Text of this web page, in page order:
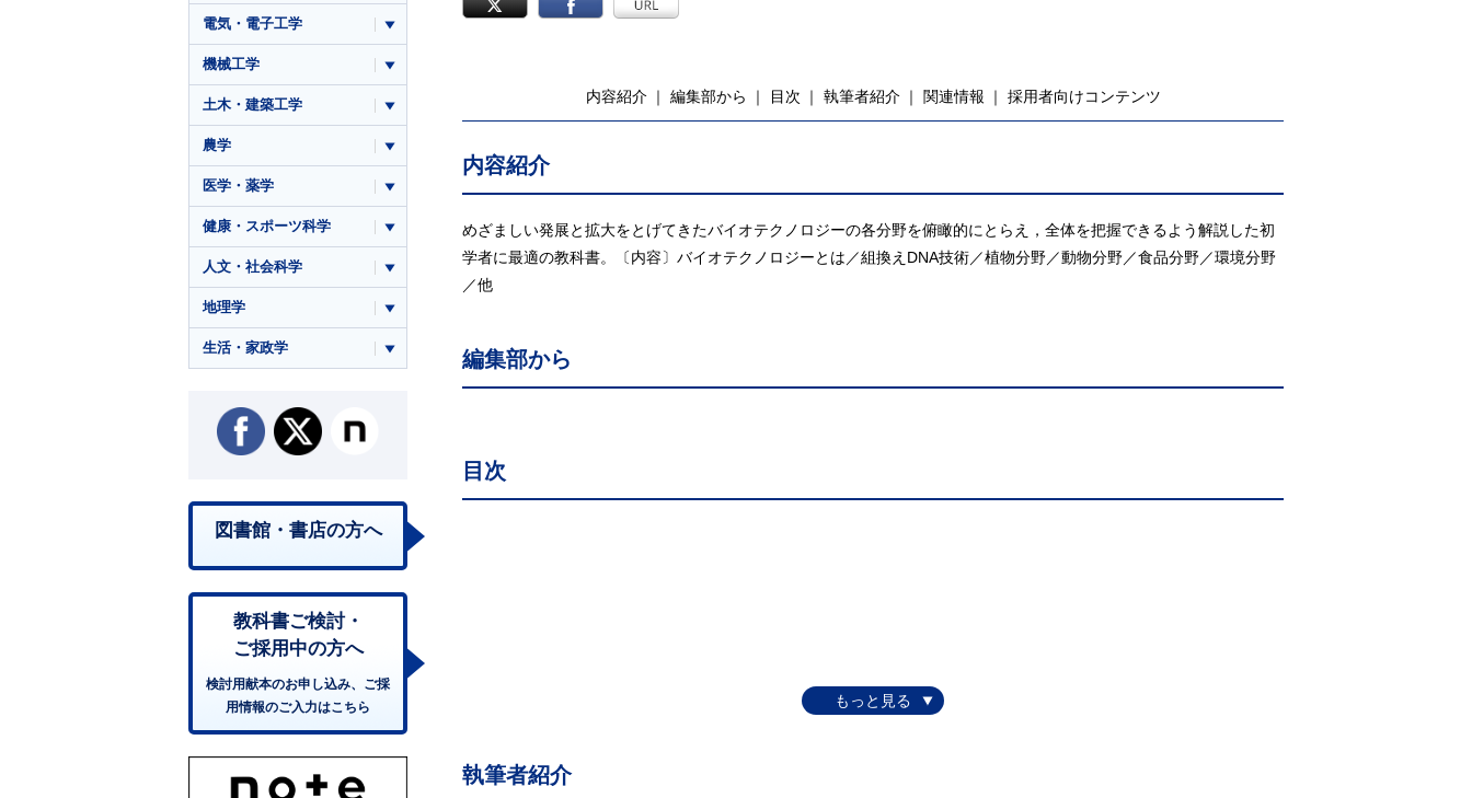
内容紹介 編集部から 目次 執筆者紹介 関連情報 採用者向けコンテンツ
内容紹介
めざましい発展と拡大をとげてきたバイオテクノロジーの各分野を俯瞰的にとらえ，全体を把握できるよう解説した初
学者に最適の教科書。〔内容〕バイオテクノロジーとは／組換えDNA技術／植物分野／動物分野／食品分野／環境分野
／他
編集部から
目次
執筆者紹介
電気・電子工学
機械工学
土木・建築工学
農学
医学・薬学
健康・スポーツ科学
人文・社会科学
地理学
生活・家政学
図書館・書店の方へ
教科書ご検討・
ご採用中の方へ
検討用献本のお申し込み、ご採
用情報のご入力はこちら